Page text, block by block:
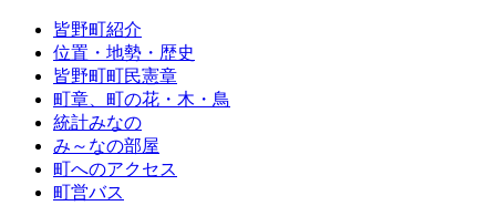
皆野町紹介
位置・地勢・歴史
皆野町町民憲章
町章、町の花・木・鳥
統計みなの
み～なの部屋
町へのアクセス
町営バス